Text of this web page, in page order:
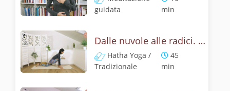
guidata
min
Dalle nuvole alle radici. Yoga contro stress e ansia
Hatha Yoga /
Tradizionale
45
min